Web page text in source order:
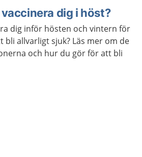
dig i höst?
dig inför hösten och vintern för
bli allvarligt sjuk? Läs mer om de
och hur du gör för att bli